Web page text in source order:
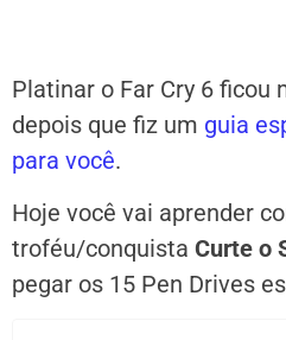
Platinar o Far Cry 6 ficou
depois que fiz um guia
para você.
Hoje você vai aprender
troféu/conquista Curte o
pegar os 15 Pen Drives